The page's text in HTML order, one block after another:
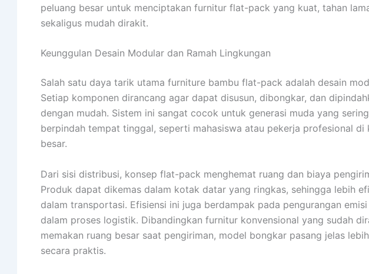
peluang besar untuk menciptakan furnitur flat-pack yang kuat, tahan
sekaligus mudah dirakit.
Keunggulan Desain Modular dan Ramah Lingkungan
Salah satu daya tarik utama furniture bambu flat-pack adalah desain
Setiap komponen dirancang agar dapat disusun, dibongkar, dan
dengan mudah. Sistem ini sangat cocok untuk generasi muda yang sering
berpindah tempat tinggal, seperti mahasiswa atau pekerja profesional di
besar.
Dari sisi distribusi, konsep flat-pack menghemat ruang dan biaya
Produk dapat dikemas dalam kotak datar yang ringkas, sehingga lebih
dalam transportasi. Efisiensi ini juga berdampak pada pengurangan
dalam proses logistik. Dibandingkan furnitur konvensional yang sudah
memakan ruang besar saat pengiriman, model bongkar pasang jelas
secara praktis.